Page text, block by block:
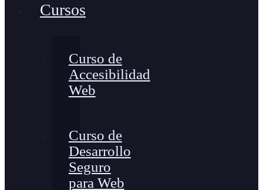
Cursos
Curso de
Accesibilidad
Web
Curso de
Desarrollo
Seguro
para Web